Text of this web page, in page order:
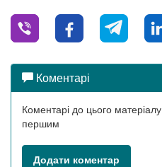
Коментарі
Коментарі до цього
першим
Додати коментар